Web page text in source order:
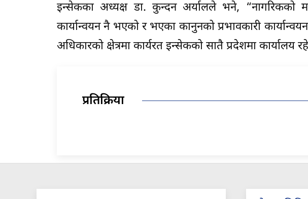
इन्सेकका अध्यक्ष डा. कुन्दन अर्यालले भने, “नागरिकको
कार्यान्वयन नै भएको र भएका कानुनको प्रभावकारी
अधिकारको क्षेत्रमा कार्यरत इन्सेकको सातै प्रदेशमा कार्यालय
प्रतिक्रिया